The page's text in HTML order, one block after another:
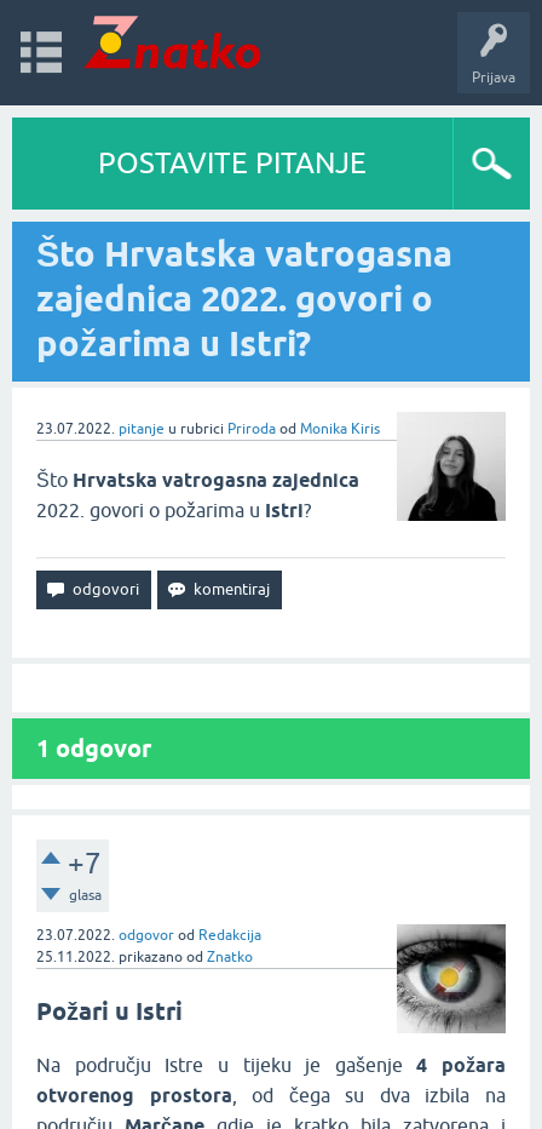
Prijava
POSTAVITE PITANJE
Što Hrvatska vatrogasna
zajednica 2022. govori o
požarima u Istri?
23.07.2022. pitanje u rubrici Priroda od Monika Kiris
Što Hrvatska vatrogasna zajednica
2022. govori o požarima u Istri?
1 odgovor
+7
glasa
23.07.2022. odgovor od Redakcija
25.11.2022. prikazano od Znatko
Požari u Istri
Na području Istre u tijeku je gašenje4 požara
otvorenog prostora , od čega su dva izbila na